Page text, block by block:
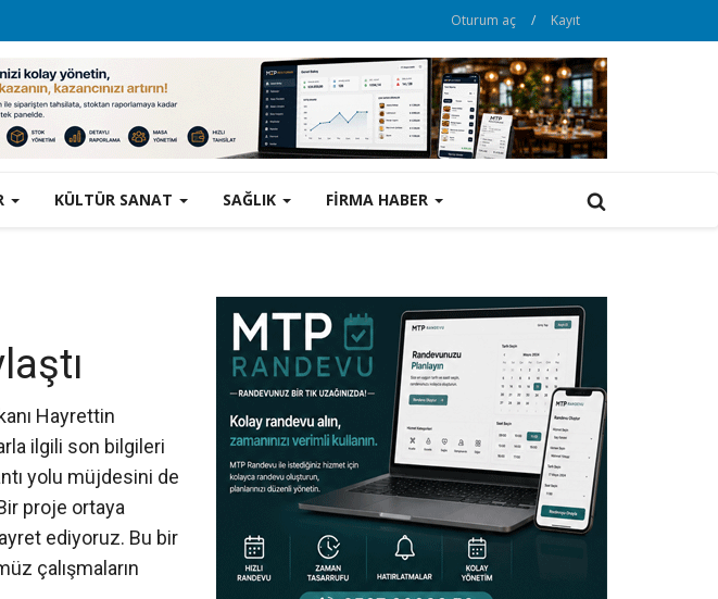
Oturum aç / Kayıt
KÜLTÜR SANAT SAĞLIK FİRMA HABER
Hayrettin
ilgili son bilgileri
yolu müjdesini de
proje ortaya
ediyoruz. Bu bir
çalışmaların